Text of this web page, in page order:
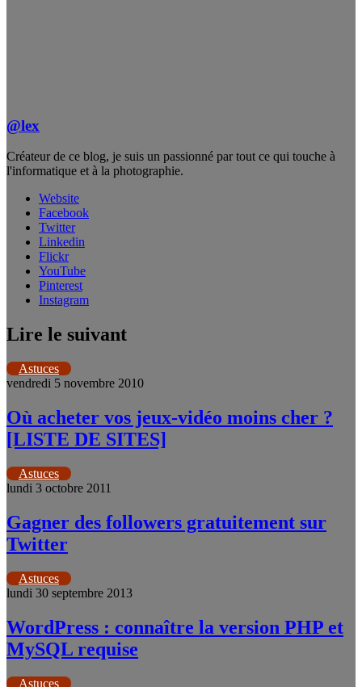
@lex
Créateur de ce blog, je suis un passionné par tout ce qui touche à
l'informatique et à la photographie.
Website
Facebook
Twitter
Linkedin
Flickr
YouTube
Pinterest
Instagram
Lire le suivant
Astuces
vendredi 5 novembre 2010
Où acheter vos jeux-vidéo moins cher ?
[LISTE DE SITES]
Astuces
lundi 3 octobre 2011
Gagner des followers gratuitement sur
Twitter
Astuces
lundi 30 septembre 2013
WordPress : connaître la version PHP et
MySQL requise
Astuces